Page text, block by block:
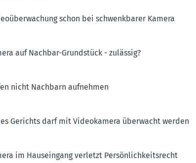
schon bei schwenk­barer Kamera
auf Nachbar-Grund­stück - zulässig?
nicht Nachbarn aufnehmen
Gerichts darf mit Video­kamera überwacht werden
im Hauseingang verletzt Persön­lich­keits­recht